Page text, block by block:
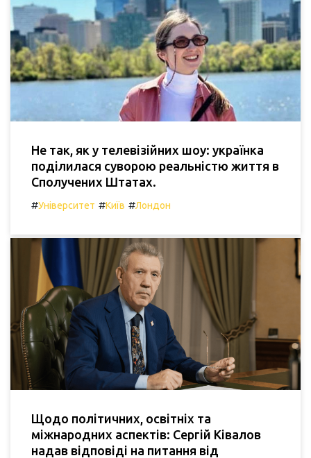
Не так, як у телевізійних шоу: українка
поділилася суворою реальністю життя в
Сполучених Штатах.
#Університет #Київ #Лондон
Щодо політичних, освітніх та
міжнародних аспектів: Сергій Ківалов
надав відповіді на питання від